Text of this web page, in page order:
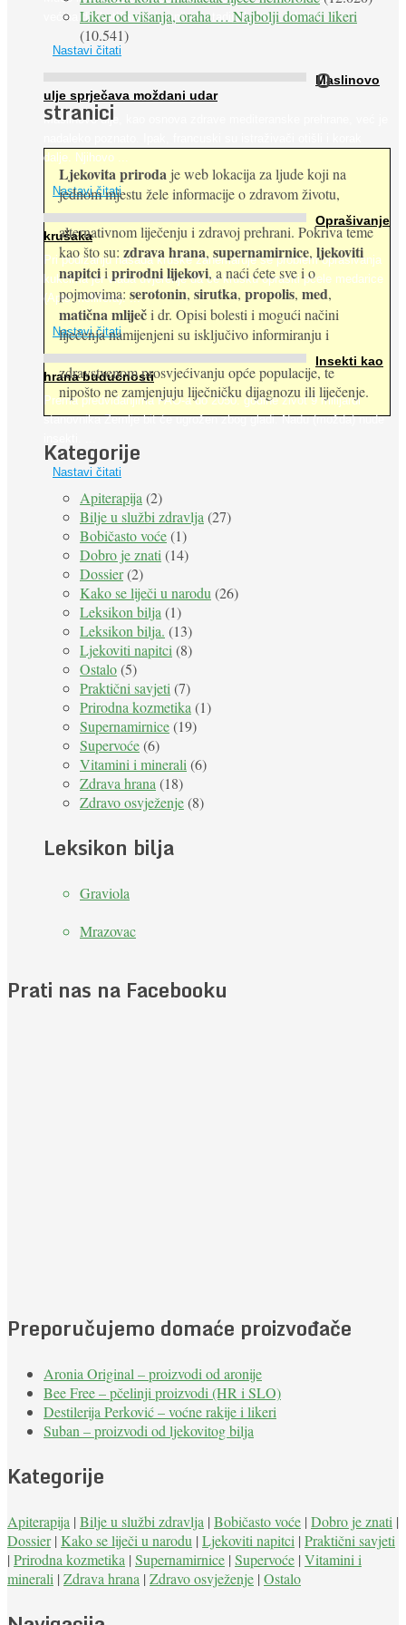
većina dijabetičara u kasnijem stadiju bolesti, jabuke ...
Nastavi čitati
Maslinovo
ulje sprječava moždani udar
Maslinovo ulje, kao osnova zdrave mediteranske prehrane, već je
dalje. Njihovo ...
Nastavi čitati
Oprašivanje
krušaka
Pri podizanju nasada kruške zanemaruje se problem oprašivanja
kukcima jer vlada uvjerenje da će krušku oprašiti pčele medarice
(Apis mellifera). ...
Nastavi čitati
Insekti kao
hrana budućnosti
Prema predviđanjima FAO-a do 2050. godine život 9 milijardi
stanovnika Zemlje bit će ugrožen zbog gladi. Nadu (možda) nude
Nastavi čitati
Liker od višanja, oraha … Najbolji domaći likeri
(10.541)
O
stranici
Ljekovita priroda je web lokacija za ljude koji na
jednom mjestu žele informacije o zdravom životu,
alternativnom liječenju i zdravoj prehrani. Pokriva teme
kao što su: zdrava hrana, supernamirnice, ljekoviti
napitciiprirodni lijekovi, a naći ćete sve i o
pojmovima: serotonin, sirutka, propolis, med,
matična mliječi dr. Opisi bolesti i mogući načini
liječenja namijenjeni su isključivo informiranju i
zdravstvenom prosvjećivanju opće populacije, te
nipošto ne zamjenjuju liječničku dijagnozu ili liječenje.
Kategorije
Apiterapija (2)
Bilje u službi zdravlja (27)
Bobičasto voće(1)
Dobro je znati (14)
Dossier(2)
Kako se liječi u narodu (26)
Leksikon bilja (1)
Leksikon bilja. (13)
Ljekoviti napitci (8)
Ostalo(5)
Praktični savjeti (7)
Prirodna kozmetika (1)
Supernamirnice(19)
Supervoće(6)
Vitamini i minerali (6)
Zdrava hrana (18)
Zdravo osvježenje(8)
Leksikon bilja
Graviola
Mrazovac
Prati nas na Facebooku
Preporučujemo domaće proizvođače
Aronia Original – proizvodi od aronije
Bee Free – pčelinji proizvodi (HR i SLO)
Destilerija Perković – voćne rakije i likeri
Suban – proizvodi od ljekovitog bilja
Kategorije
Apiterapija | Bilje u službi zdravlja | Bobičasto voće | Dobro je znati |
Dossier| Kako se liječi u narodu | Ljekoviti napitci | Praktični savjeti
| Prirodna kozmetika | Supernamirnice | Supervoće | Vitamini i
minerali | Zdrava hrana | Zdravo osvježenje | Ostalo